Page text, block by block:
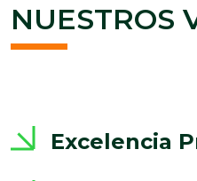
NUESTROS
Excelencia